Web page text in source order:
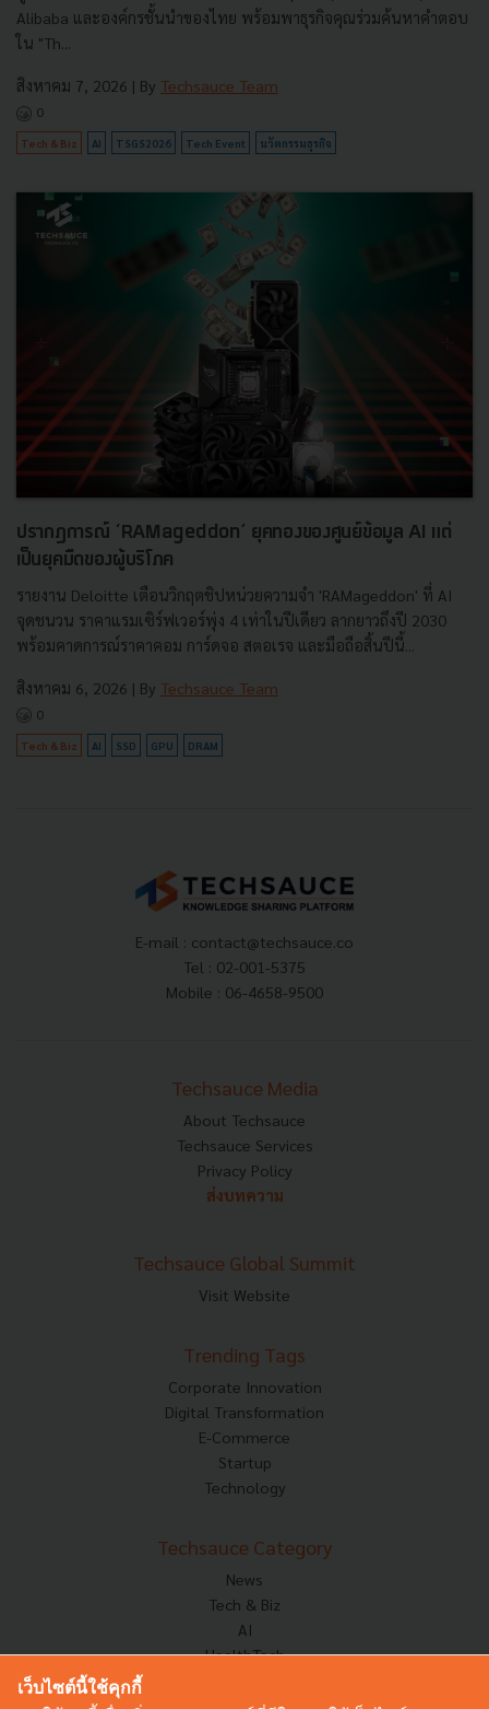
Alibaba และองค์กรชั้นนำของไทย พร้อมพาธุรกิจคุณร่วมค้นหาคำตอบ
ใน "Th...
สิงหาคม 7, 2026 | By Techsauce Team
0
Tech & Biz AI TSGS2026 Tech Event นวัตกรรมธุรกิจ
ปรากฏการณ์ ‘RAMageddon’ ยุคทองของศูนย์ข้อมูล AI แต่
เป็นยุคมืดของผู้บริโภค
รายงาน Deloitte เตือนวิกฤตชิปหน่วยความจำ 'RAMageddon' ที่ AI
จุดชนวน ราคาแรมเซิร์ฟเวอร์พุ่ง 4 เท่าในปีเดียว ลากยาวถึงปี 2030
พร้อมคาดการณ์ราคาคอม การ์ดจอ สตอเรจ และมือถือสิ้นปีนี้...
สิงหาคม 6, 2026 | By Techsauce Team
0
Tech & Biz AI SSD GPU DRAM
E-mail : contact@techsauce.co
Tel : 02-001-5375
Mobile : 06-4658-9500
Techsauce Media
About Techsauce
Techsauce Services
Privacy Policy
ส่งบทความ
Techsauce Global Summit
Visit Website
Trending Tags
Corporate Innovation
Digital Transformation
E-Commerce
Startup
Technology
Techsauce Category
News
Tech & Biz
AI
HealthTech
Corp Innov
เว็บไซต์นี้ใช้คุกกี้